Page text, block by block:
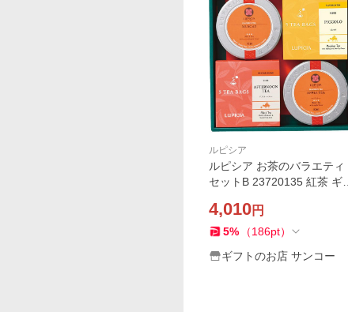
ルピシア
ルピシア お茶のバラエティ
セットB 23720135 紅茶 ギフ
お返し 香典返し お中元 お歳
暮 プレゼント
4,010円
5% （186pt）
ギフトのお店 サンコー